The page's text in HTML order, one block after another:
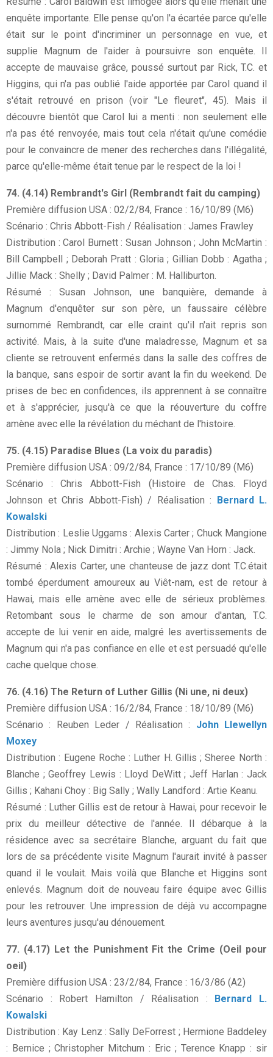
enquête importante. Elle pense qu'on l'a écartée parce qu'elle
était sur le point d'incriminer un personnage en vue, et
supplie Magnum de l'aider à poursuivre son enquête. Il
accepte de mauvaise grâce, poussé surtout par Rick, T.C. et
Higgins, qui n'a pas oublié l'aide apportée par Carol quand il
s'était retrouvé en prison (voir "Le fleuret", 45). Mais il
découvre bientôt que Carol lui a menti : non seulement elle
n'a pas été renvoyée, mais tout cela n'était qu'une comédie
pour le convaincre de mener des recherches dans l'illégalité,
parce qu'elle-même était tenue par le respect de la loi !
74. (4.14) Rembrandt's Girl (Rembrandt fait du camping)
Première diffusion USA : 02/2/84, France : 16/10/89 (M6)
Scénario : Chris Abbott-Fish / Réalisation : James Frawley
Distribution : Carol Burnett : Susan Johnson ; John McMartin :
Bill Campbell ; Deborah Pratt : Gloria ; Gillian Dobb : Agatha ;
Jillie Mack : Shelly ; David Palmer : M. Halliburton.
Résumé : Susan Johnson, une banquière, demande à
Magnum d'enquêter sur son père, un faussaire célèbre
surnommé Rembrandt, car elle craint qu'il n'ait repris son
activité. Mais, à la suite d'une maladresse, Magnum et sa
cliente se retrouvent enfermés dans la salle des coffres de
la banque, sans espoir de sortir avant la fin du weekend. De
prises de bec en confidences, ils apprennent à se connaître
et à s'apprécier, jusqu'à ce que la réouverture du coffre
amène avec elle la révélation du méchant de l'histoire.
75. (4.15) Paradise Blues (La voix du paradis)
Première diffusion USA : 09/2/84, France : 17/10/89 (M6)
Scénario : Chris Abbott-Fish (Histoire de Chas. Floyd
Johnson et Chris Abbott-Fish) / Réalisation :
Bernard L.
Kowalski
Distribution : Leslie Uggams : Alexis Carter ; Chuck Mangione
: Jimmy Nola ; Nick Dimitri : Archie ; Wayne Van Horn : Jack.
Résumé : Alexis Carter, une chanteuse de jazz dont T.C.était
tombé éperdument amoureux au Viêt-nam, est de retour à
Hawai, mais elle amène avec elle de sérieux problèmes.
Retombant sous le charme de son amour d'antan, T.C.
accepte de lui venir en aide, malgré les avertissements de
Magnum qui n'a pas confiance en elle et est persuadé qu'elle
cache quelque chose.
76. (4.16) The Return of Luther Gillis (Ni une, ni deux)
Première diffusion USA : 16/2/84, France : 18/10/89 (M6)
Scénario : Reuben Leder / Réalisation : John Llewellyn
Moxey
Distribution : Eugene Roche : Luther H. Gillis ; Sheree North :
Blanche ; Geoffrey Lewis : Lloyd DeWitt ; Jeff Harlan : Jack
Gillis ; Kahani Choy : Big Sally ; Wally Landford : Artie Keanu.
Résumé : Luther Gillis est de retour à Hawai, pour recevoir le
prix du meilleur détective de l'année. Il débarque à la
résidence avec sa secrétaire Blanche, arguant du fait que
lors de sa précédente visite Magnum l'aurait invité à passer
quand il le voulait. Mais voilà que Blanche et Higgins sont
enlevés. Magnum doit de nouveau faire équipe avec Gillis
pour les retrouver. Une impression de déjà vu accompagne
leurs aventures jusqu'au dénouement.
77. (4.17) Let the Punishment Fit the Crime (Oeil pour
oeil)
Première diffusion USA : 23/2/84, France : 16/3/86 (A2)
Scénario : Robert Hamilton / Réalisation :
Bernard L.
Kowalski
Distribution : Kay Lenz : Sally DeForrest ; Hermione Baddeley
: Bernice ; Christopher Mitchum : Eric ; Terence Knapp : sir